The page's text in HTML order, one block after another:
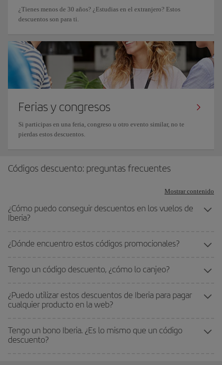
¿Tienes menos de 30 años? ¿Estudias en el extranjero? Estos
descuentos son para ti.
Ferias y congresos
Si participas en una feria, congreso u otro evento similar, no te
pierdas estos descuentos.
Códigos descuento: preguntas frecuentes
Mostrar contenido
¿Cómo puedo conseguir descuentos en los vuelos de
Iberia?
¿Dónde encuentro estos códigos promocionales?
Tengo un código descuento, ¿cómo lo canjeo?
¿Puedo utilizar estos descuentos de Iberia para pagar
cualquier producto en la web?
Tengo un bono Iberia. ¿Es lo mismo que un código
descuento?